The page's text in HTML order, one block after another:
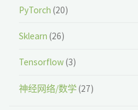
PyTorch (20)
Sklearn (26)
Tensorflow(3)
神经网络/数学(27)